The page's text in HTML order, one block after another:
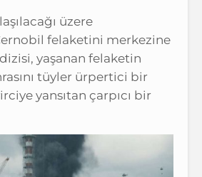
üzere
felaketini merkezine
yaşanan felaketin
tüyler ürpertici bir
yansıtan çarpıcı bir